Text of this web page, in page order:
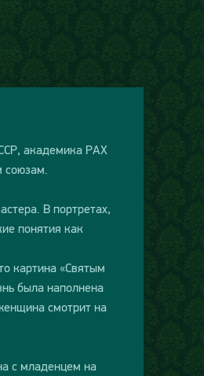
академика РАХ
союзам.
В портретах,
понятия как
картина «Святым
была наполнена
смотрит на
с младенцем на